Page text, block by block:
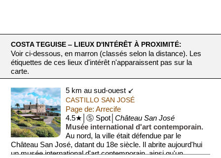
COSTA TEGUISE ‒ LIEUX D'INTÉRÊT À PROXIMITÉ:
Voir ci-dessous, en marron (classés selon la distance). Les
étiquettes de ces lieux d'intérêt n'apparaissent pas sur la
carte.
5 km au sud-ouest ↙
CASTILLO SAN JOSÉ
Page de: Arrecife
4.5★│Ⓢ Spot│Château San José
Musée international d'art contemporain.
Au nord, la ville était défendue par le
Château San José, datant du 18e siècle. Il abrite aujourd'hui
un musée international d'art contemporain, ainsi qu'un ...